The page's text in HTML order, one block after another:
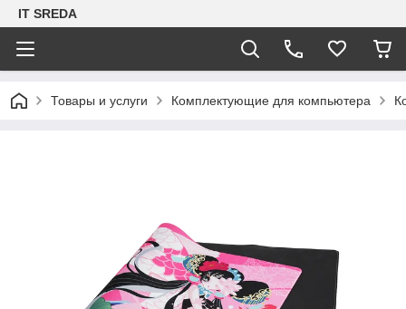
IT SREDA
Товары и услуги Комплектующие для компьютера